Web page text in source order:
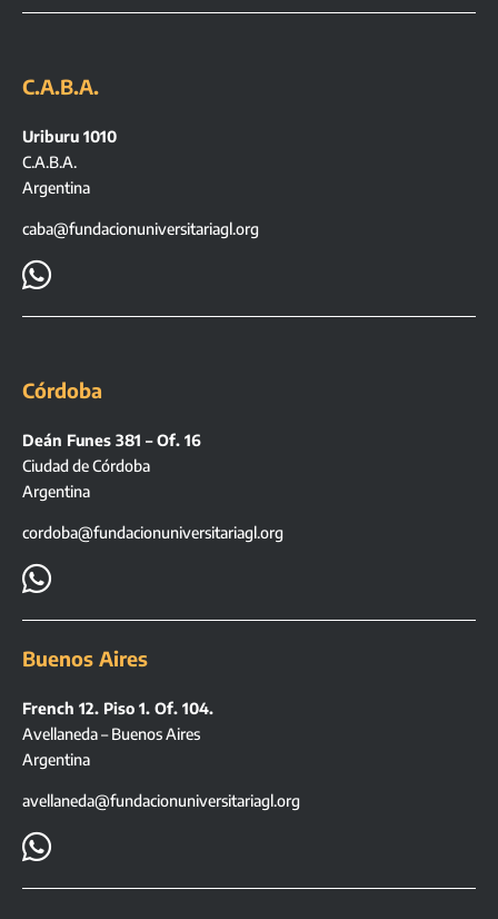
C.A.B.A.
Uriburu 1010
C.A.B.A.
Argentina
caba@fundacionuniversitariagl.org

Córdoba
Deán Funes 381 – Of. 16
Ciudad de Córdoba
Argentina
cordoba@fundacionuniversitariagl.org

Buenos Aires
French 12. Piso 1. Of. 104.
Avellaneda – Buenos Aires
Argentina
avellaneda@fundacionuniversitariagl.org
